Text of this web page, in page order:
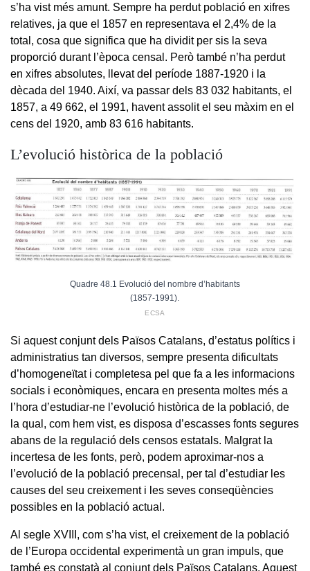
s’ha vist més amunt. Sempre ha perdut població en xifres
relatives, ja que el 1857 en representava el 2,4% de la
total, cosa que significa que ha dividit per sis la seva
proporció durant l’època censal. Però també n’ha perdut
en xifres absolutes, llevat del període 1887-1920 i la
dècada del 1940. Així, va passar dels 83 032 habitants, el
1857, a 49 662, el 1991, havent assolit el seu màxim en el
cens del 1920, amb 83 616 habitants.
L’evolució històrica de la població
Quadre 48.1 Evolució del nombre d’habitants
(1857-1991).
ECSA
Si aquest conjunt dels Països Catalans, d’estatus polítics i
administratius tan diversos, sempre presenta dificultats
d’homogeneïtat i completesa pel que fa a les informacions
socials i econòmiques, encara en presenta moltes més a
l’hora d’estudiar-ne l’evolució històrica de la població, de
la qual, com hem vist, es disposa d’escasses fonts segures
abans de la regulació dels censos estatals. Malgrat la
incertesa de les fonts, però, podem aproximar-nos a
l’evolució de la població precensal, per tal d’estudiar les
causes del seu creixement i les seves conseqüències
possibles en la població actual.
Al segle XVIII, com s’ha vist, el creixement de la població
de l’Europa occidental experimentà un gran impuls, que
també es constatà al conjunt dels Països Catalans. Aquest